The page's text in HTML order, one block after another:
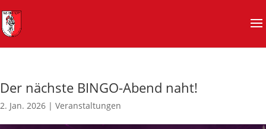
Der nächste BINGO-Abend naht!
2. Jan. 2026 | Veranstaltungen